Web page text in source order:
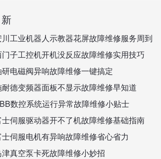
新
工业机器人示教器花屏故障维修服务周到
子工控机开机没反应故障维修实用技巧
电磁阀异响故障维修一键搞定
德变频器面板不显示故障维修早知道
数控系统运行异常故障维修小贴士
士伺服驱动器开不了机故障维修基础指南
伺服电机有异响故障维修省心省力
津真空泵卡死故障维修小妙招